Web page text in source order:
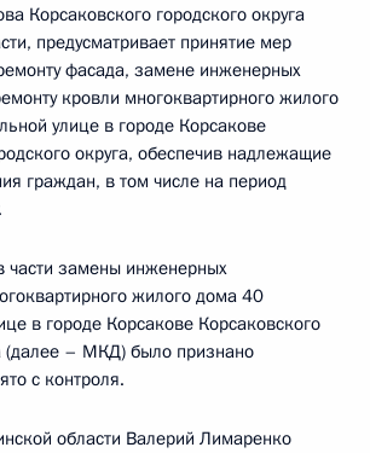
Корсаковского городского округа
предусматривает принятие мер
фасада, замене инженерных
кровли многоквартирного жилого
улице в городе Корсакове
округа, обеспечив надлежащие
граждан, в том числе на период
части замены инженерных
жилого дома 40
в городе Корсакове Корсаковского
(далее – МКД) было признано
с контроля.
области Валерий Лимаренко